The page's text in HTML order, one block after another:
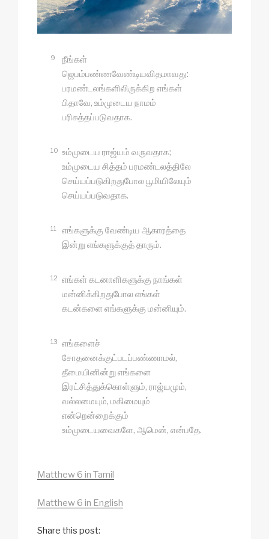
9
நீங்கள்
ஜெபம்பண்ணவேண்டியவிதமாவது:
பரமண்டலங்களிலிருக்கிற எங்கள்
பிதாவே, உம்முடைய நாமம்
பரிசுத்தப்படுவதாக.
10 உம்முடைய ராஜ்யம் வருவதாக;
உம்முடைய சித்தம் பரமண்டலத்திலே
செய்யப்படுகிறதுபோல பூமியிலேயும்
செய்யப்படுவதாக.
11
எங்களுக்கு வேண்டிய ஆகாரத்தை
இன்று எங்களுக்குத் தாரும்.
12 எங்கள் கடனாளிகளுக்கு நாங்கள்
மன்னிக்கிறதுபோல எங்கள்
கடன்களை எங்களுக்கு மன்னியும்.
13 எங்களைச்
சோதனைக்குட்படப்பண்ணாமல்,
தீமையினின்று எங்களை
இரட்சித்துக்கொள்ளும், ராஜ்யமும்,
வல்லமையும், மகிமையும்
என்றென்றைக்கும்
உம்முடையவைகளே, ஆமென், என்பதே.
Matthew 6 in Tamil
Matthew 6 in English
Share this post: